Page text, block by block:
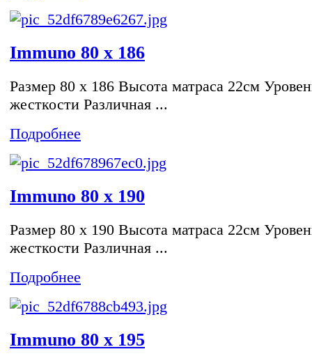
Immuno 80 x 186
Размер 80 x 186 Высота матраса 22см
жесткости Различная ...
Подробнее
Immuno 80 x 190
Размер 80 x 190 Высота матраса 22см
жесткости Различная ...
Подробнее
Immuno 80 x 195